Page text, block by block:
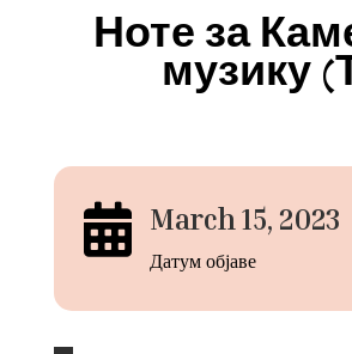
Ноте за
музику
 March 15, 2023
Датум објаве